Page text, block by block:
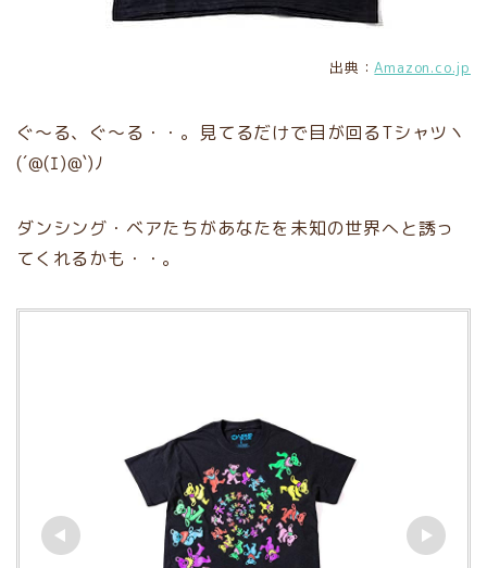
出典：Amazon.co.jp
ぐ〜る、ぐ〜る・・。見てるだけで目が回るTシャツヽ
(´@(ｴ)@`)ﾉ
ダンシング・ベアたちがあなたを未知の世界へと誘っ
てくれるかも・・。